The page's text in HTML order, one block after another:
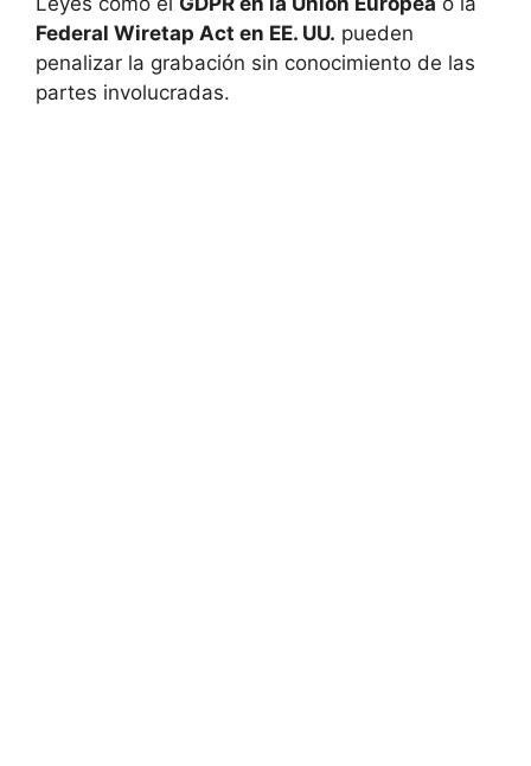
Federal Wiretap Act en EE. UU. pueden
penalizar la grabación sin conocimiento de las
partes involucradas.